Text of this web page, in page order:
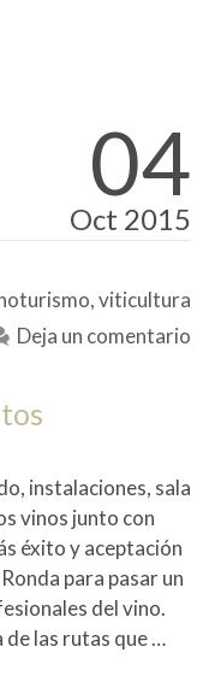
04
Oct 2015
,viticultura
Deja un comentario
instalaciones, sala
vinos junto con
éxito y aceptación
para pasar un
del vino.
de las rutas que …